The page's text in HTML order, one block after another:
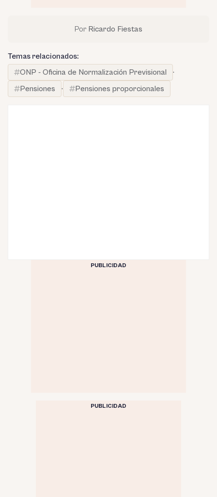
Por Ricardo Fiestas
Temas relacionados:
ONP - Oficina de Normalización Previsional
·
Pensiones
· Pensiones proporcionales
PUBLICIDAD
PUBLICIDAD